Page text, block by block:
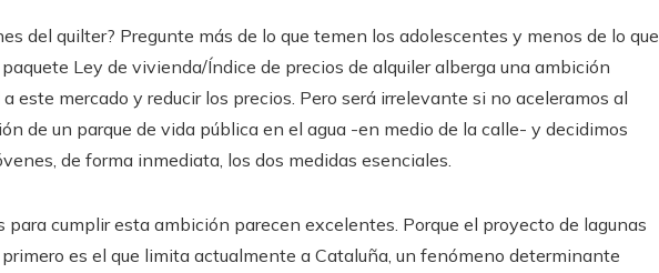
del quilter? Pregunte más de lo que temen los adolescentes y menos de lo que
Ley de vivienda/Índice de precios de alquiler alberga una ambición
este mercado y reducir los precios. Pero será irrelevante si no aceleramos al
de un parque de vida pública en el agua -en medio de la calle- y decidimos
de forma inmediata, los dos medidas esenciales.
para cumplir esta ambición parecen excelentes. Porque el proyecto de lagunas
es el que limita actualmente a Cataluña, un fenómeno determinante